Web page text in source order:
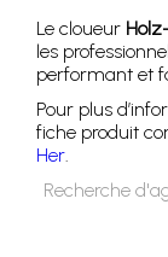
Le cloueur
les
performant et
Pour plus
fiche produit
Her.
Recherche